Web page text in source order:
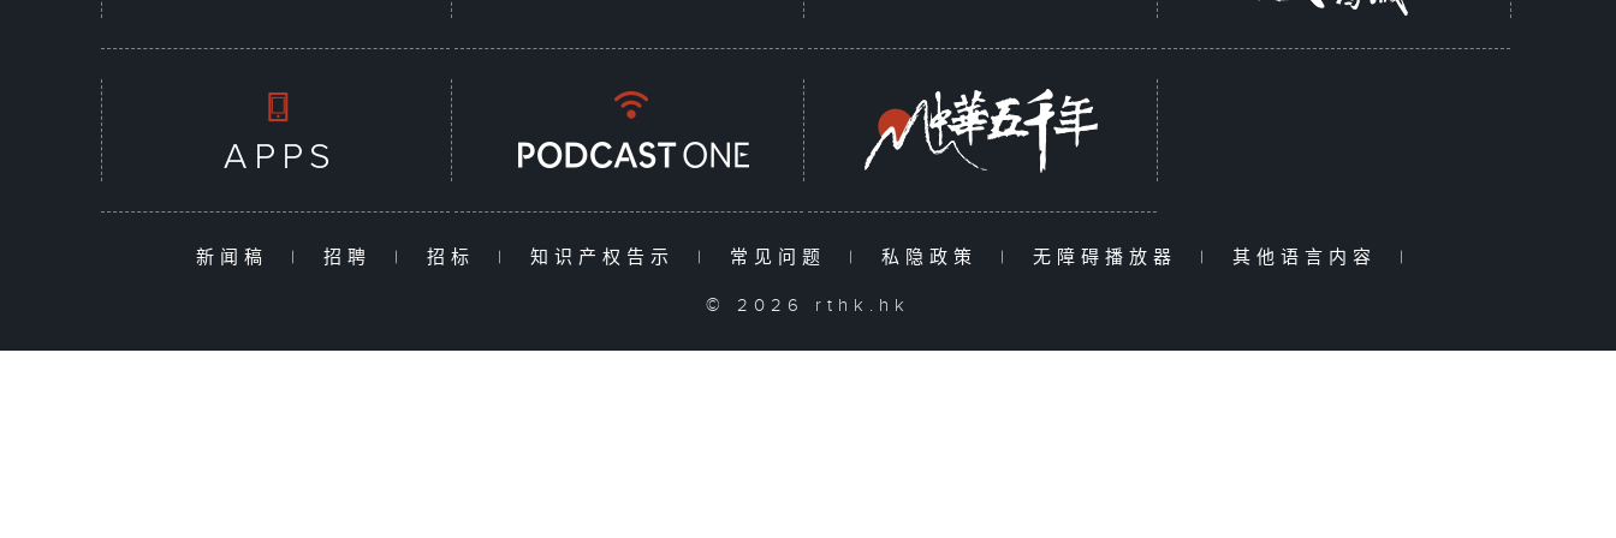
新闻稿 | 招聘 | 招标 | 知识产权告示 | 常见问题 | 私隐政策 | 无障碍播放器 | 其他语言内容 |
© 2026 rthk.hk